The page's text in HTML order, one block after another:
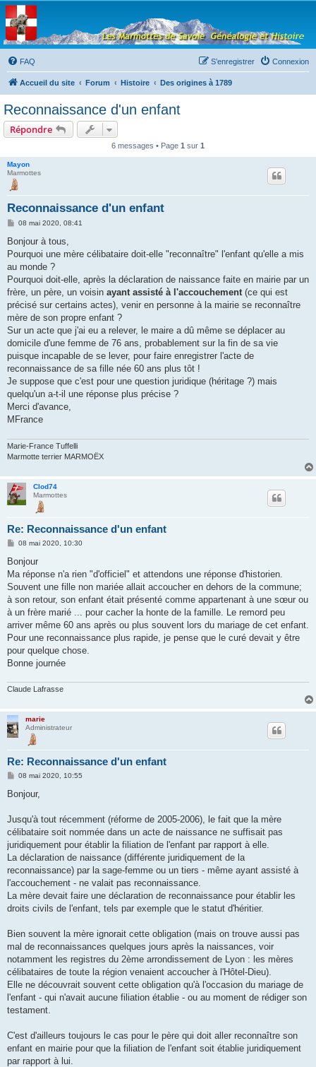
Les Marmottes de
Savoie
Forum d'entraide généalogique
FAQ
Connexion
S’enregistrer
Accueil du site Forum Histoire Des origines à 1789
Reconnaissance d'un enfant
Répondre
6 messages • Page 1 sur 1
Mayon
Marmottes
Reconnaissance d'un enfant
M
s
a
g
08 mai 2020, 08:41
Bonjour à tous,
Pourquoi une mère célibataire doit-elle "reconnaître" l'enfant qu'elle a mis
au monde ?
Pourquoi doit-elle, après la déclaration de naissance faite en mairie par un
frère, un père, un voisin ayant assisté à l'accouchement(ce qui est
précisé sur certains actes), venir en personne à la mairie se reconnaître
mère de son propre enfant ?
Sur un acte que j'ai eu a relever, le maire a dû même se déplacer au
domicile d'une femme de 76 ans, probablement sur la fin de sa vie
puisque incapable de se lever, pour faire enregistrer l'acte de
reconnaissance de sa fille née 60 ans plus tôt !
Je suppose que c'est pour une question juridique (héritage ?) mais
quelqu'un a-t-il une réponse plus précise ?
Merci d'avance,
MFrance
Marie-France Tuffelli
Marmotte terrier MARMOËX
Clod74
Marmottes
Re: Reconnaissance d'un enfant
M
s
a
g
08 mai 2020, 10:30
Bonjour
Ma réponse n'a rien "d'officiel" et attendons une réponse d'historien.
Souvent une fille non mariée allait accoucher en dehors de la commune;
à son retour, son enfant était présenté comme appartenant à une sœur ou
à un frère marié ... pour cacher la honte de la famille. Le remord peu
arriver même 60 ans après ou plus souvent lors du mariage de cet enfant.
Pour une reconnaissance plus rapide, je pense que le curé devait y être
pour quelque chose.
Bonne journée
Claude Lafrasse
marie
Administrateur
Re: Reconnaissance d'un enfant
M
s
g
08 mai 2020, 10:55
Bonjour,
Jusqu'à tout récemment (réforme de 2005-2006), le fait que la mère
célibataire soit nommée dans un acte de naissance ne suffisait pas
juridiquement pour établir la filiation de l'enfant par rapport à elle.
La déclaration de naissance (différente juridiquement de la
reconnaissance) par la sage-femme ou un tiers - même ayant assisté à
l'accouchement - ne valait pas reconnaissance.
La mère devait faire une déclaration de reconnaissance pour établir les
droits civils de l'enfant, tels par exemple que le statut d'héritier.
Bien souvent la mère ignorait cette obligation (mais on trouve aussi pas
mal de reconnaissances quelques jours après la naissances, voir
notamment les registres du 2ème arrondissement de Lyon : les mères
célibataires de toute la région venaient accoucher à l'Hôtel-Dieu).
Elle ne découvrait souvent cette obligation qu'à l'occasion du mariage de
l'enfant - qui n'avait aucune filiation établie - ou au moment de rédiger son
testament.
C'est d'ailleurs toujours le cas pour le père qui doit aller reconnaître son
enfant en mairie pour que la filiation de l'enfant soit établie juridiquement
par rapport à lui.